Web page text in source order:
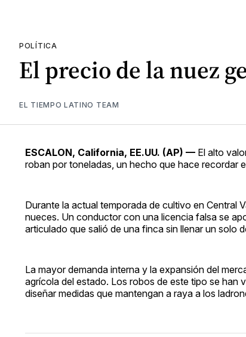
POLÍTICA
El precio de la nuez
EL TIEMPO LATINO TEAM
ESCALON, California, EE.UU. (AP) — El alto
roban por toneladas, un hecho que hace recordar
Durante la actual temporada de cultivo en Central
nueces. Un conductor con una licencia falsa se
articulado que salió de una finca sin llenar un solo
La mayor demanda interna y la expansión del
agrícola del estado. Los robos de este tipo se han
diseñar medidas que mantengan a raya a los